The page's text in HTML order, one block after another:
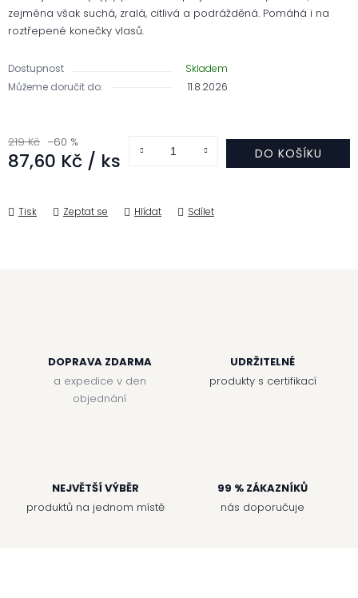
zejména však suchá, zralá, citlivá a podrážděná. Pomáhá i na
roztřepené konečky vlasů.
Dostupnost
Skladem
Můžeme doručit do:
11.8.2026
219 Kč –60 %
87,60 Kč / ks DO KOŠÍKU
Tisk Zeptat se Hlídat Sdílet
DOPRAVA ZDARMA
a expedice v den
objednání
UDRŽITELNÉ
produkty s certifikací
NEJVĚTŠÍ VÝBĚR
produktů na jednom místě
99 % ZÁKAZNÍKŮ
nás doporučuje